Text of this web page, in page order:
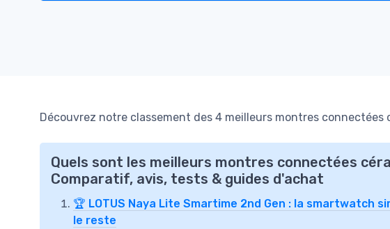
Découvrez notre classement des 4 meilleurs montres connectées
Quels sont les meilleurs montres connectées
Comparatif, avis, tests & guides d'achat
🏆 LOTUS Naya Lite Smartime 2nd Gen : la smartwatch
le reste